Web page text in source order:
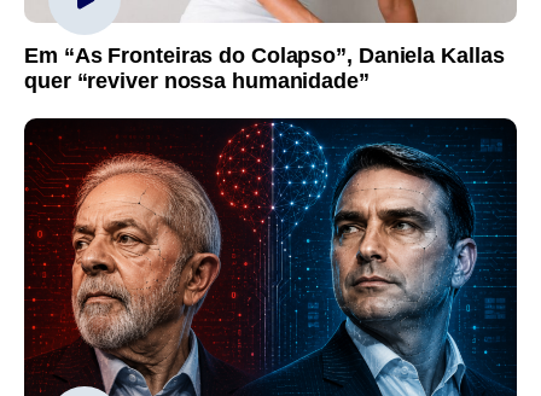
Em “As Fronteiras do Colapso”, Daniela Kallas
quer “reviver nossa humanidade”